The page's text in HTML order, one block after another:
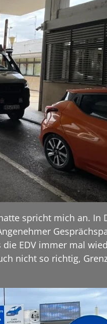
spricht mich an. In
EDV immer mal
nicht so richtig,